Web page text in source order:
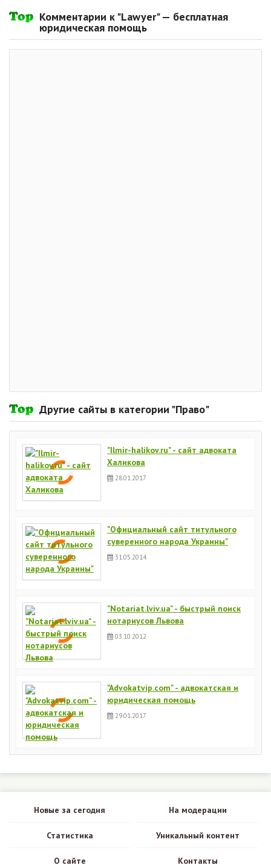
Комментарии к "Lawyer" — бесплатная
юридическая помощь
Другие сайты в категории "Право"
"Ilmir-halikov.ru" - сайт адвоката
Халикова
28.01.2017
"Официальный сайт титульного
суверенного народа Украины"
31.05.2014
"Notariat.lviv.ua" - быстрый поиск
нотариусов Львова
03.10.2012
"Advokatvip.com" - адвокатская и
юридическая помощь
29.01.2017
Новые за сегодня На модерации
Статистика Уникальный контент
О сайте Контакты